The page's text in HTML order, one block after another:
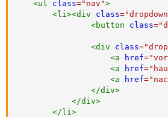
<ul class=" nav ">
<li ><div class="dropdown
<button class="
<div class="
<a href="
<a href="
<a href="
</div>
</div>
</li >